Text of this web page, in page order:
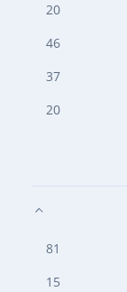
20
46
37
20
81
15